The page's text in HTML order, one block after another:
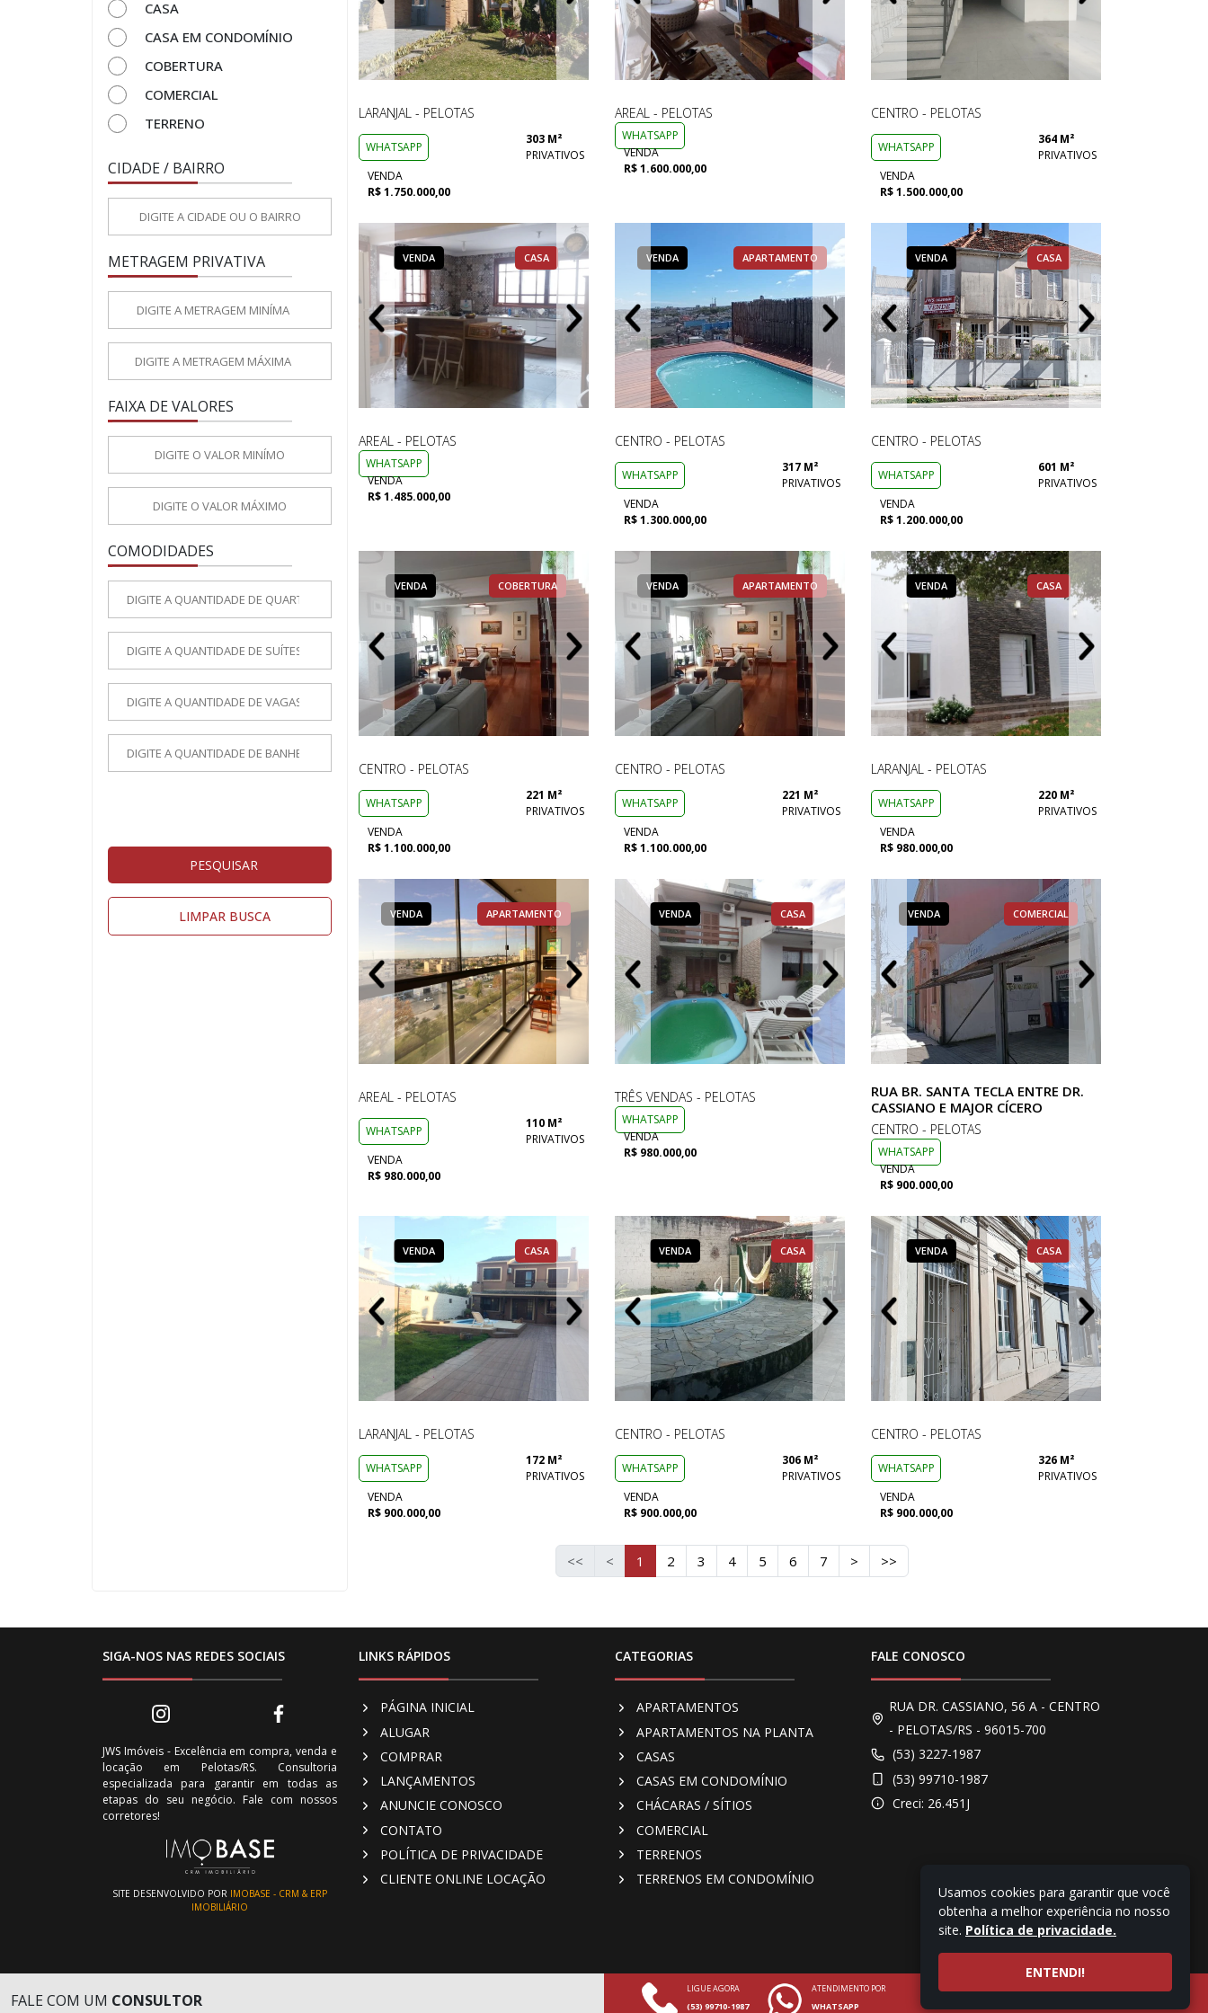
CASA
CASA EM CONDOMÍNIO
COBERTURA
COMERCIAL
TERRENO
CIDADE / BAIRRO
METRAGEM PRIVATIVA
FAIXA DE VALORES
COMODIDADES
PESQUISAR
LIMPAR BUSCA
LARANJAL - PELOTAS
WHATSAPP
303 M²
PRIVATIVOS
VENDA
R$ 1.750.000,00
AREAL - PELOTAS
WHATSAPP
VENDA
R$ 1.600.000,00
CENTRO - PELOTAS
WHATSAPP
364 M²
PRIVATIVOS
VENDA
R$ 1.500.000,00
VENDA VENDA CASA VENDA CASA CASA
AREAL - PELOTAS
WHATSAPP
VENDA
R$ 1.485.000,00
VENDA APARTAMENTO VENDA APARTAMENTO APARTAMENTO
CENTRO - PELOTAS
WHATSAPP
317 M²
PRIVATIVOS
VENDA
R$ 1.300.000,00
CASA VENDA CASA
CENTRO - PELOTAS
WHATSAPP
601 M²
PRIVATIVOS
VENDA
R$ 1.200.000,00
VENDA COBERTURA VENDA COBERTURA VENDA COBERTURA VENDA COBERTURA VENDA
CENTRO - PELOTAS
WHATSAPP
221 M²
PRIVATIVOS
VENDA
R$ 1.100.000,00
VENDA APARTAMENTO VENDA APARTAMENTO VENDA APARTAMENTO
CENTRO - PELOTAS
WHATSAPP
221 M²
PRIVATIVOS
VENDA
R$ 1.100.000,00
VENDA CASA VENDA CASA
LARANJAL - PELOTAS
WHATSAPP
220 M²
PRIVATIVOS
VENDA
R$ 980.000,00
VENDA APARTAMENTO VENDA APARTAMENTO VENDA APARTAMENTO VENDA APARTAMENTO
AREAL - PELOTAS
WHATSAPP
110 M²
PRIVATIVOS
VENDA
R$ 980.000,00
CASA VENDA CASA VENDA CASA
TRÊS VENDAS - PELOTAS
WHATSAPP
VENDA
R$ 980.000,00
VENDA COMERCIAL VENDA COMERCIAL
RUA BR. SANTA TECLA ENTRE DR.
CASSIANO E MAJOR CÍCERO
CENTRO - PELOTAS
WHATSAPP
VENDA
R$ 900.000,00
VENDA CASA VENDA CASA VENDA CASA
LARANJAL - PELOTAS
WHATSAPP
172 M²
PRIVATIVOS
VENDA
R$ 900.000,00
VENDA CASA VENDA CASA VENDA CASA
CENTRO - PELOTAS
WHATSAPP
306 M²
PRIVATIVOS
VENDA
R$ 900.000,00
VENDA CASA VENDA CASA
CENTRO - PELOTAS
WHATSAPP
326 M²
PRIVATIVOS
VENDA
R$ 900.000,00
<< < 1 2 3 4 5 6 7 > >>
SIGA-NOS NAS REDES SOCIAIS
JWS Imóveis - Excelência em compra, venda e
locação em Pelotas/RS. Consultoria
especializada para garantir em todas as
etapas do seu negócio. Fale com nossos
corretores!
SITE DESENVOLVIDO POR IMOBASE - CRM & ERP
IMOBILIÁRIO
LINKS RÁPIDOS
PÁGINA INICIAL
ALUGAR
COMPRAR
LANÇAMENTOS
ANUNCIE CONOSCO
CONTATO
POLÍTICA DE PRIVACIDADE
CLIENTE ONLINE LOCAÇÃO
CATEGORIAS
APARTAMENTOS
APARTAMENTOS NA PLANTA
CASAS
CASAS EM CONDOMÍNIO
CHÁCARAS / SÍTIOS
COMERCIAL
TERRENOS
TERRENOS EM CONDOMÍNIO
FALE CONOSCO
RUA DR. CASSIANO, 56 A - CENTRO
- PELOTAS/RS - 96015-700
(53) 3227-1987
(53) 99710-1987
Creci: 26.451J
FALE COM UM CONSULTOR
LIGUE AGORA
(53) 99710-1987
ATENDIMENTO POR
WHATSAPP
Usamos cookies para garantir que você
obtenha a melhor experiência no nosso
site. Política de privacidade.
ENTENDI!